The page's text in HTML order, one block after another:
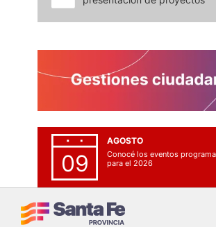
09
AGOSTO
Conocé los eventos
para el 2026